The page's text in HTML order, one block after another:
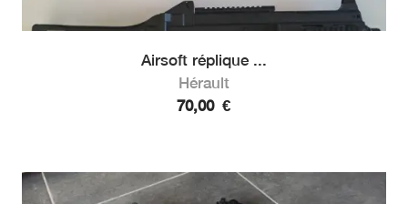
Airsoft réplique ...
Hérault
70,00 €